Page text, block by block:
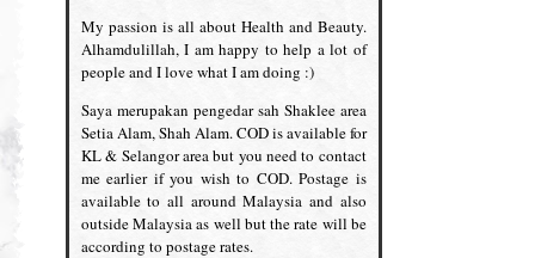
My passion is all about Health and Beauty.
Alhamdulillah, I am happy to help a lot of
people and I love what I am doing :)
Saya merupakan pengedar sah Shaklee area
Setia Alam, Shah Alam. COD is available for
KL & Selangor area but you need to contact
me earlier if you wish to COD. Postage is
available to all around Malaysia and also
outside Malaysia as well but the rate will be
according to postage rates.